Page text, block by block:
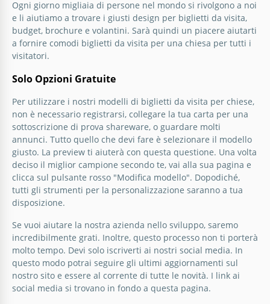
Ogni giorno migliaia di persone nel mondo si rivolgono a noi
e li aiutiamo a trovare i giusti design per biglietti da visita,
budget, brochure e volantini. Sarà quindi un piacere aiutarti
a fornire comodi biglietti da visita per una chiesa per tutti i
visitatori.
Solo Opzioni Gratuite
Per utilizzare i nostri modelli di biglietti da visita per chiese,
non è necessario registrarsi, collegare la tua carta per una
sottoscrizione di prova shareware, o guardare molti
annunci. Tutto quello che devi fare è selezionare il modello
giusto. La preview ti aiuterà con questa questione. Una volta
deciso il miglior campione secondo te, vai alla sua pagina e
clicca sul pulsante rosso "Modifica modello". Dopodiché,
tutti gli strumenti per la personalizzazione saranno a tua
disposizione.
Se vuoi aiutare la nostra azienda nello sviluppo, saremo
incredibilmente grati. Inoltre, questo processo non ti porterà
molto tempo. Devi solo iscriverti ai nostri social media. In
questo modo potrai seguire gli ultimi aggiornamenti sul
nostro sito e essere al corrente di tutte le novità. I link ai
social media si trovano in fondo a questa pagina.